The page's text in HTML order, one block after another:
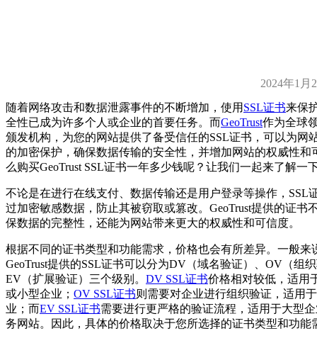
2024年1月
随着网络攻击和数据泄露事件的不断增加，使用 SSL证书来保
全性已成为许多个人或企业的首要任务。而GeoTrust作为全球
颁发机构，为您的网站提供了备受信任的SSL证书，可以为网
的加密保护，确保数据传输的安全性，并增加网站的权威性和
么购买GeoTrust SSL证书一年多少钱呢？让我们一起来了解一
不论是在进行在线支付、数据传输还是用户登录等操作，SSL
过加密敏感数据，防止其被窃取或篡改。GeoTrust提供的证书
保数据的完整性，还能为网站带来更大的权威性和可信度。
根据不同的证书类型和功能需求，价格也会有所差异。一般来
GeoTrust提供的SSL证书可以分为DV（域名验证）、OV（组
EV（扩展验证）三个级别。 DV SSL证书价格相对较低，适用
或小型企业； OV SSL证书则需要对企业进行组织验证，适用
业；而EV SSL证书需要进行更严格的验证流程，适用于大型
务网站。因此，具体的价格取决于您所选择的证书类型和功能